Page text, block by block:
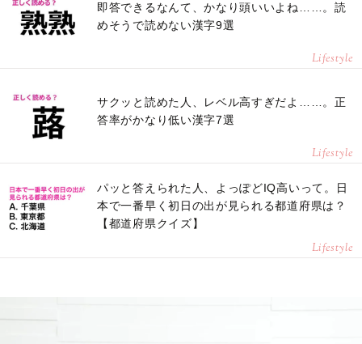
即答できるなんて、かなり頭いいよね……。読
めそうで読めない漢字9選
Lifestyle
サクッと読めた人、レベル高すぎだよ……。正
答率がかなり低い漢字7選
Lifestyle
パッと答えられた人、よっぽどIQ高いって。日
本で一番早く初日の出が見られる都道府県は？
【都道府県クイズ】
Lifestyle